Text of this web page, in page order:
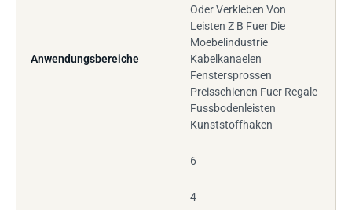
Anwendungsbereiche
Oder Verkleben Von
Leisten Z B Fuer Die
Moebelindustrie
Kabelkanaelen
Fenstersprossen
Preisschienen Fuer Regale
Fussbodenleisten
Kunststoffhaken
6
4